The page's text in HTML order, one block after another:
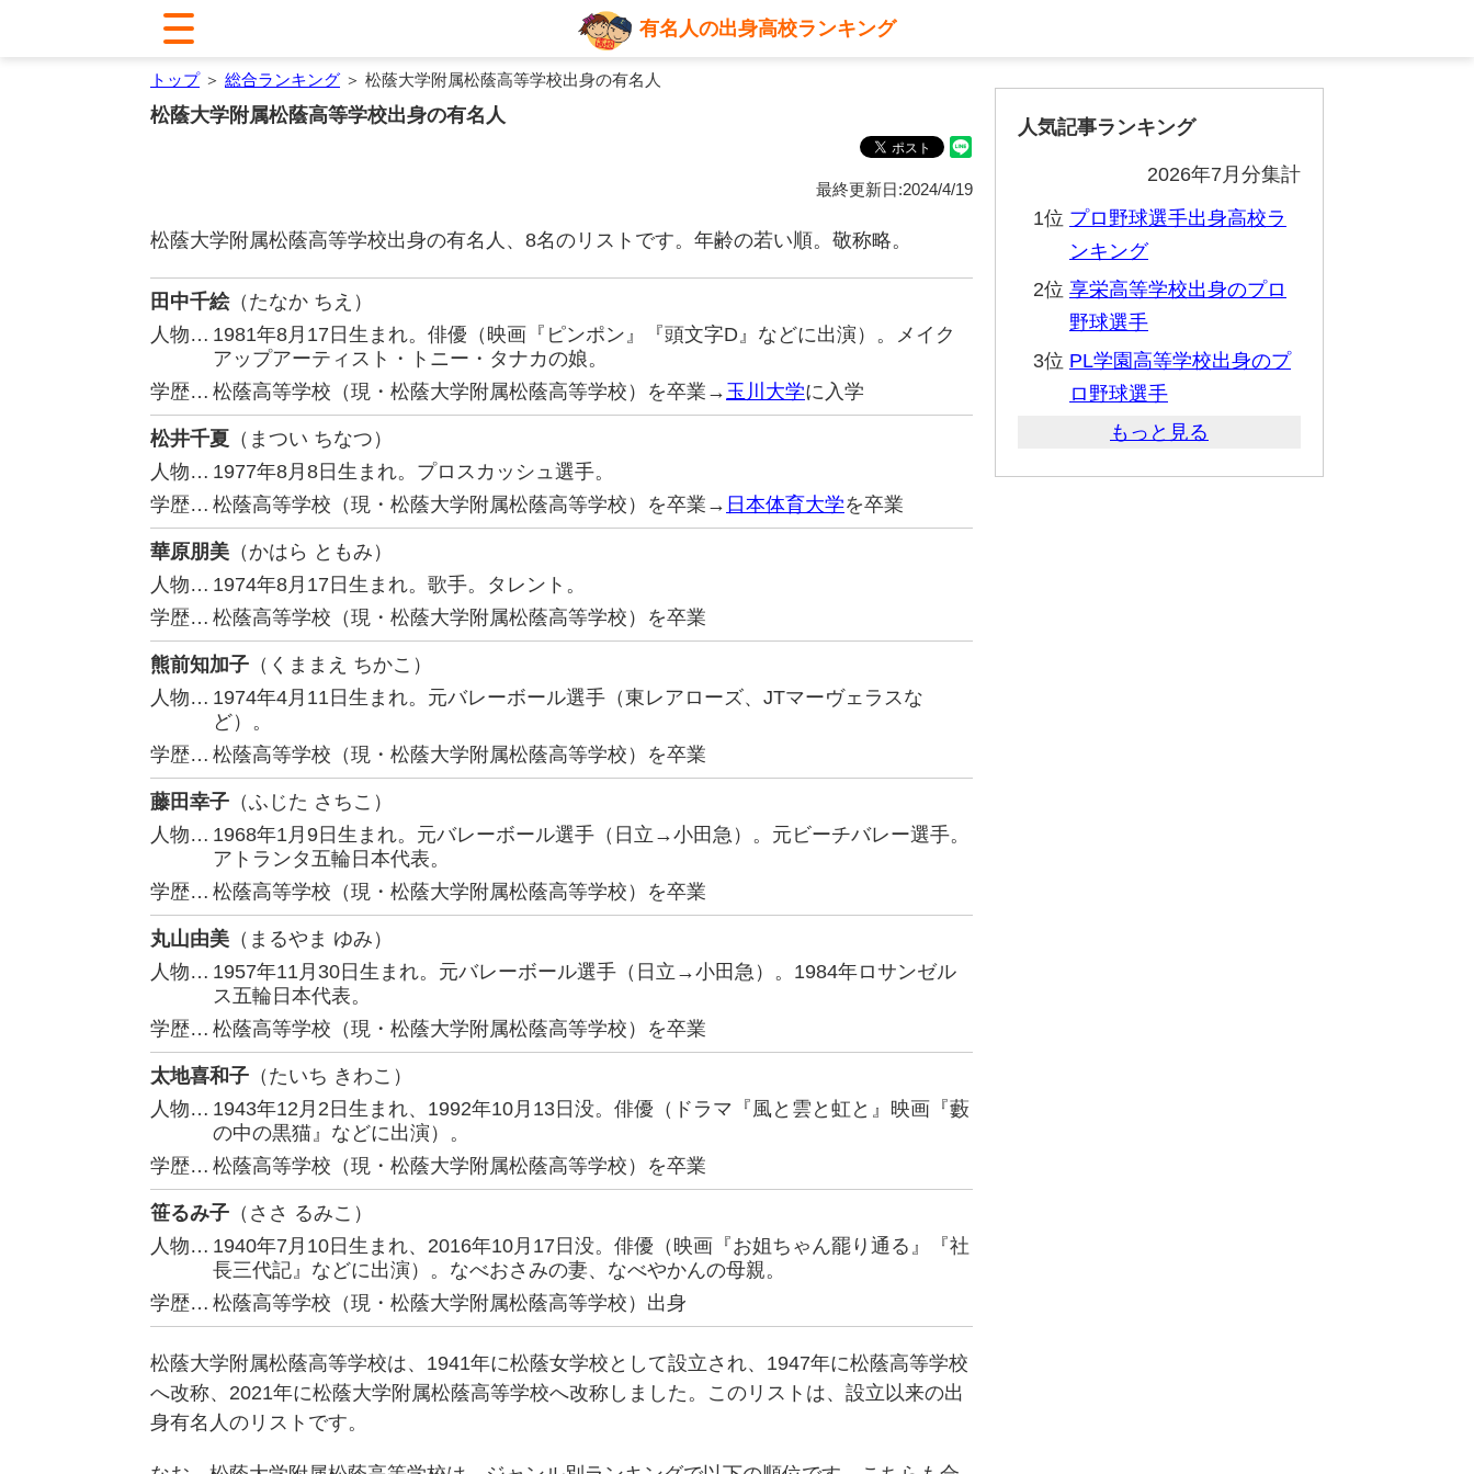
有名人の出身高校ランキング
トップ＞ 総合ランキング ＞ 松蔭大学附属松蔭高等学校出身の有名人
松蔭大学附属松蔭高等学校出身の有名人
最終更新日:2024/4/19
松蔭大学附属松蔭高等学校出身の有名人、8名のリストです。年齢の若い順。敬称略。
田中千絵（たなか ちえ）
人物… 1981年8月17日生まれ。俳優（映画『ピンポン』『頭文字D』などに出演）。メイク
アップアーティスト・トニー・タナカの娘。
学歴… 松蔭高等学校（現・松蔭大学附属松蔭高等学校）を卒業→ 玉川大学に入学
松井千夏 （まつい ちなつ）
人物… 1977年8月8日生まれ。プロスカッシュ選手。
学歴… 松蔭高等学校（現・松蔭大学附属松蔭高等学校）を卒業→ 日本体育大学を卒業
華原朋美 （かはら ともみ）
人物… 1974年8月17日生まれ。歌手。タレント。
学歴… 松蔭高等学校（現・松蔭大学附属松蔭高等学校）を卒業
熊前知加子 （くままえ ちかこ）
人物… 1974年4月11日生まれ。元バレーボール選手（東レアローズ、JTマーヴェラスな
ど）。
学歴… 松蔭高等学校（現・松蔭大学附属松蔭高等学校）を卒業
藤田幸子 （ふじた さちこ）
人物… 1968年1月9日生まれ。元バレーボール選手（日立→小田急）。元ビーチバレー選手。
アトランタ五輪日本代表。
学歴… 松蔭高等学校（現・松蔭大学附属松蔭高等学校）を卒業
丸山由美 （まるやま ゆみ）
人物… 1957年11月30日生まれ。元バレーボール選手（日立→小田急）。1984年ロサンゼル
ス五輪日本代表。
学歴… 松蔭高等学校（現・松蔭大学附属松蔭高等学校）を卒業
太地喜和子 （たいち きわこ）
人物… 1943年12月2日生まれ、1992年10月13日没。俳優（ドラマ『風と雲と虹と』映画『藪
の中の黒猫』などに出演）。
学歴… 松蔭高等学校（現・松蔭大学附属松蔭高等学校）を卒業
笹るみ子 （ささ るみこ）
人物… 1940年7月10日生まれ、2016年10月17日没。俳優（映画『お姐ちゃん罷り通る』『社
長三代記』などに出演）。なべおさみの妻、なべやかんの母親。
学歴… 松蔭高等学校（現・松蔭大学附属松蔭高等学校）出身
松蔭大学附属松蔭高等学校は、1941年に松蔭女学校として設立され、1947年に松蔭高等学校
へ改称、2021年に松蔭大学附属松蔭高等学校へ改称しました。このリストは、設立以来の出
身有名人のリストです。
人気記事ランキング
2026年7月分集計
1位 プロ野球選手出身高校ラ
ンキング
2位 享栄高等学校出身のプロ
野球選手
3位 PL学園高等学校出身のプ
ロ野球選手
もっと見る